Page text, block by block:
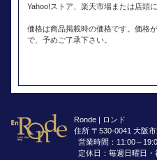
Yahoo!ストア、楽天市場または店頭
価格は商品掲載時の価格です。価格
で、予めご了承下さい。
Ronde | ロンド
住所 〒530-0041 大阪
営業時間：11:00～
定休日：毎週日曜日・